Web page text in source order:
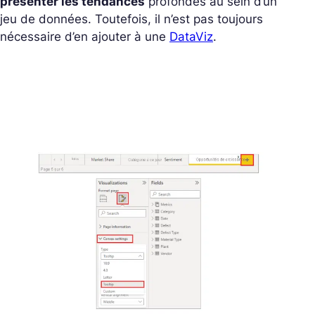
jeu de données. Toutefois, il n’est pas toujours
nécessaire d’en ajouter à une DataViz.